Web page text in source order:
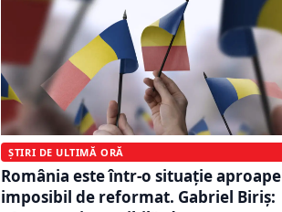
ȘTIRI DE ULTIMĂ ORĂ
România este într-o situație aproape
imposibil de reformat. Gabriel Biriș: